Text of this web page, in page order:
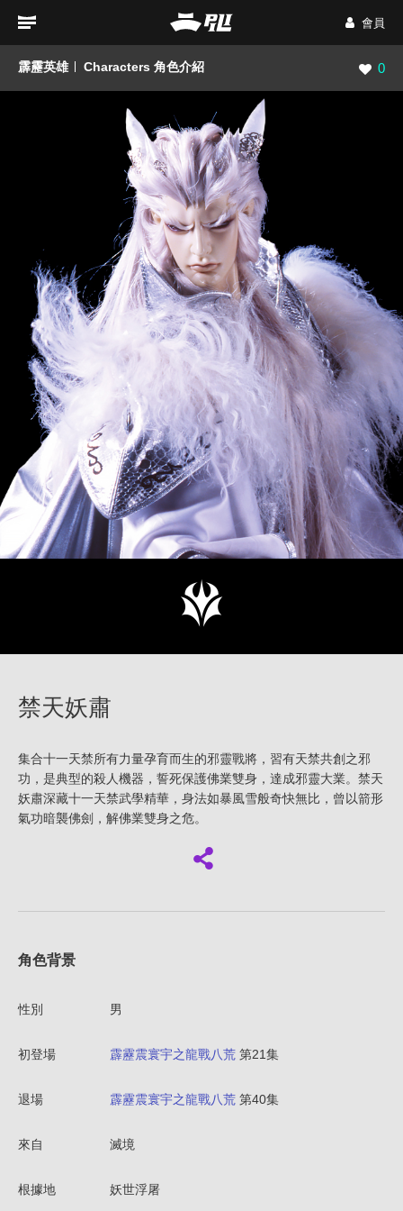
會員
霹靂英雄 Characters 角色介紹 瀏覽
0
禁天妖肅
集合十一天禁所有力量孕育而生的邪靈戰將，習有天禁共創之邪
功，是典型的殺人機器，誓死保護佛業雙身，達成邪靈大業。禁天
妖肅深藏十一天禁武學精華，身法如暴風雪般奇快無比，曾以箭形
氣功暗襲佛劍，解佛業雙身之危。
角色背景
性別 男
初登場 霹靂震寰宇之龍戰八荒 第21集
退場 霹靂震寰宇之龍戰八荒 第40集
來自 滅境
根據地 妖世浮屠